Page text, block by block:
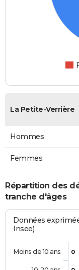
La Petite-Verrière
Hommes
Femmes
Répartition des
tranche d'âges
Données
Insee)
0
Moins de 10 ans